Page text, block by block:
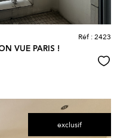
VUE PARIS !
Réf : 2423
exclusif